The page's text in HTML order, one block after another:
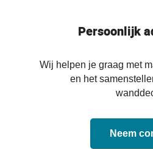
Persoonlijk
Wij helpen je graag met
en het
Neem